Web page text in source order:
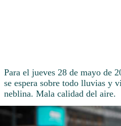
Para el jueves 28 de mayo de
se espera sobre todo lluvias y
neblina. Mala calidad del aire.